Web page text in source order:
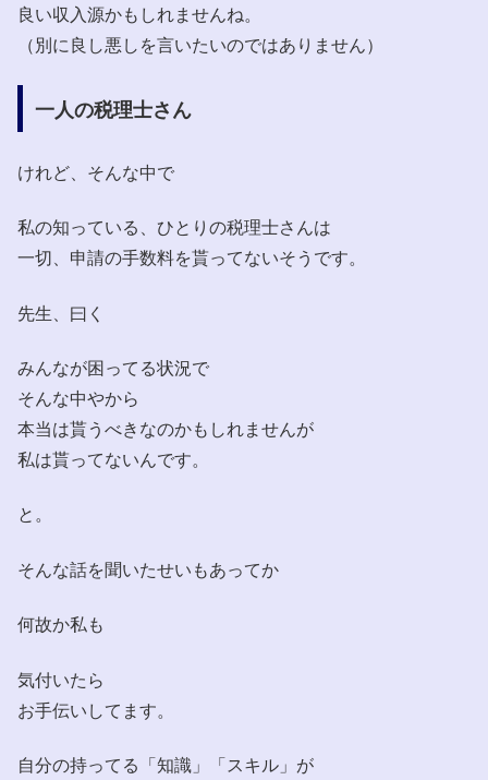
良い収入源かもしれませんね。
（別に良し悪しを言いたいのではありません）
一人の税理士さん
けれど、そんな中で
私の知っている、ひとりの税理士さんは
一切、申請の手数料を貰ってないそうです。
先生、曰く
みんなが困ってる状況で
そんな中やから
本当は貰うべきなのかもしれませんが
私は貰ってないんです。
と。
そんな話を聞いたせいもあってか
何故か私も
気付いたら
お手伝いしてます。
自分の持ってる「知識」「スキル」が